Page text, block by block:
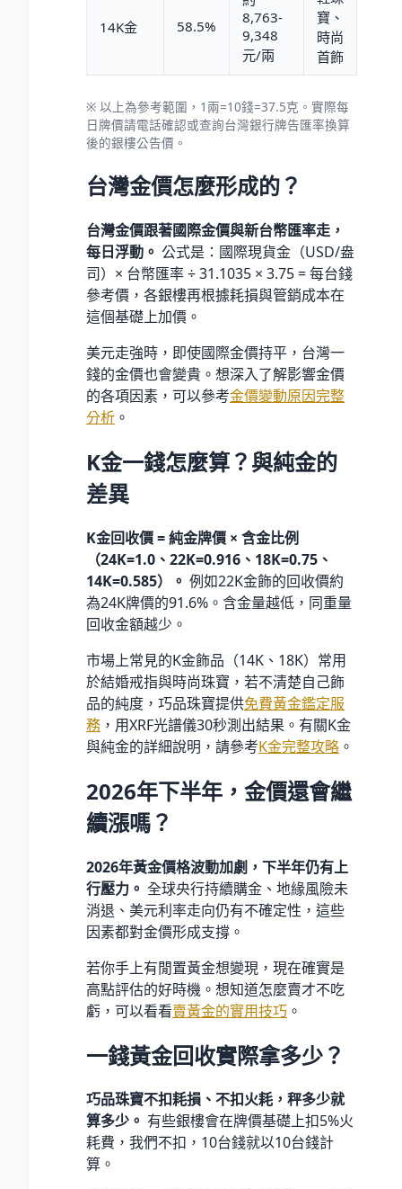
14K金 58.5%
8,763-
9,348
元/兩
寶、
時尚
首飾
※ 以上為參考範圍，1兩=10錢=37.5克。實際每
日牌價請電話確認或查詢台灣銀行牌告匯率換算
後的銀樓公告價。
台灣金價怎麼形成的？
台灣金價跟著國際金價與新台幣匯率走，
每日浮動。 公式是：國際現貨金（USD/盎
司）× 台幣匯率 ÷ 31.1035 × 3.75 = 每台錢
參考價，各銀樓再根據耗損與管銷成本在
這個基礎上加價。
美元走強時，即使國際金價持平，台灣一
錢的金價也會變貴。想深入了解影響金價
的各項因素，可以參考金價變動原因完整
分析 。
K金一錢怎麼算？與純金的
差異
K金回收價 = 純金牌價 × 含金比例
（24K=1.0、22K=0.916、18K=0.75、
14K=0.585）。 例如22K金飾的回收價約
為24K牌價的91.6%。含金量越低，同重量
回收金額越少。
市場上常見的K金飾品（14K、18K）常用
於結婚戒指與時尚珠寶，若不清楚自己飾
品的純度，巧品珠寶提供免費黃金鑑定服
務 ，用XRF光譜儀30秒測出結果。有關K金
與純金的詳細說明，請參考K金完整攻略 。
2026年下半年，金價還會繼
續漲嗎？
2026年黃金價格波動加劇，下半年仍有上
行壓力。 全球央行持續購金、地緣風險未
消退、美元利率走向仍有不確定性，這些
因素都對金價形成支撐。
若你手上有閒置黃金想變現，現在確實是
高點評估的好時機。想知道怎麼賣才不吃
虧，可以看看賣黃金的實用技巧 。
一錢黃金回收實際拿多少？
巧品珠寶不扣耗損、不扣火耗，秤多少就
算多少。 有些銀樓會在牌價基礎上扣5%火
耗費，我們不扣，10台錢就以10台錢計
算。